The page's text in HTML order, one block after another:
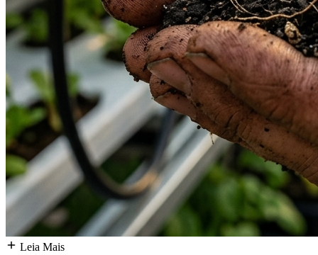
Leia Mais